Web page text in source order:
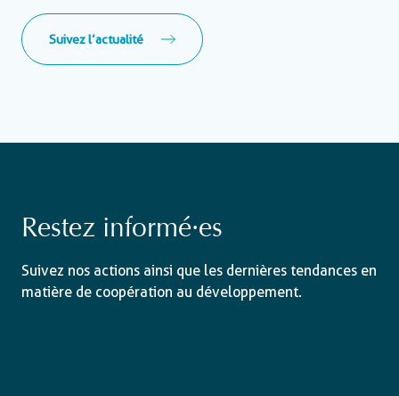
Suivez l’actualité
Restez informé·es
Suivez nos actions ainsi que les dernières tendances en
matière de coopération au développement.